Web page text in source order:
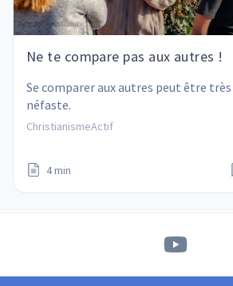
Ne te compare pas aux autres !
Se comparer aux autres peut être très
néfaste.
ChristianismeActif
4 min